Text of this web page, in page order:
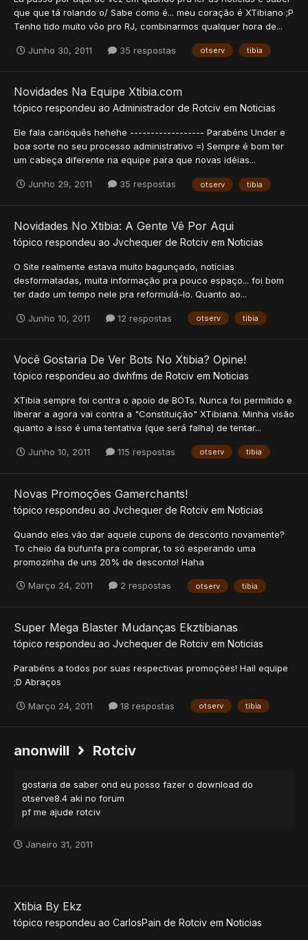
que que tá rolando o/ Sabe como é... meu coração é XTibiano ;P
Tenho tido muito vôo pro RJ, combinarmos qualquer hora de...
Junho 30, 2011 35 respostas otserv tibia
Novidades Na Equipe Xtibia.com
tópico respondeu ao Administrador de Rotciv em Noticias
Ele fala carioquês hehehe ------------------ Parabéns Under e
boa sorte no seu processo administrativo =) Sempre é bom ter
um cabeça diferente na equipe para que novas idéias...
Junho 29, 2011 35 respostas otserv tibia
Novidades No Xtibia: A Gente Vê Por Aqui
tópico respondeu ao Jvchequer de Rotciv em Noticias
O Site realmente estava muito bagunçado, notícias
desformatadas, muita informação pra pouco espaço... foi bom
ter dado um tempo nele pra reformulá-lo. Quanto ao...
Junho 10, 2011 12 respostas otserv tibia
Você Gostaria De Ver Bots No Xtibia? Opine!
tópico respondeu ao dwhfms de Rotciv em Noticias
XTibia sempre foi contra o apoio de BOTs. Nunca foi permitido e
liberar a agora vai contra a "Constituição" XTibiana. Minha visão
quanto a isso é uma tentativa (que será falha) de tentar...
Junho 10, 2011 115 respostas otserv tibia
Novas Promoções Gamerchants!
tópico respondeu ao Jvchequer de Rotciv em Noticias
Quando eles vão dar aquele cupons de desconto novamente?
To cheio da bufunfa pra comprar, to só esperando uma
promozinha de uns 20% de desconto! Haha
Março 24, 2011 2 respostas otserv tibia
Super Mega Blaster Mudanças Ekztibianas
tópico respondeu ao Jvchequer de Rotciv em Noticias
Parabéns a todos por suas respectivas promoções! Hail equipe
;D Abraços
Março 24, 2011 18 respostas otserv tibia
anonwill Rotciv
gostaria de saber ond eu posso fazer o download do
otserve8.4 aki no forum
pf me ajude rotciv
Janeiro 31, 2011
Xtibia By Ekz
tópico respondeu ao CarlosPain de Rotciv em Noticias